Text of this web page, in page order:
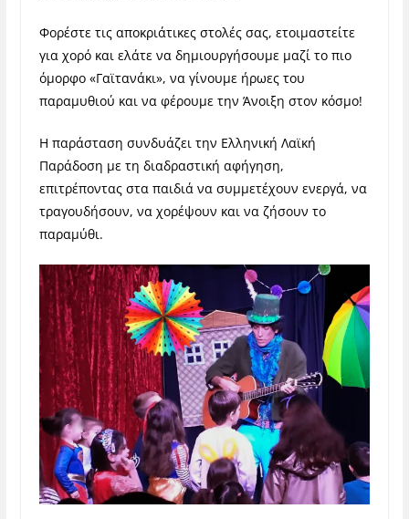
Φορέστε τις αποκριάτικες στολές σας, ετοιμαστείτε
για χορό και ελάτε να δημιουργήσουμε μαζί το πιο
όμορφο «Γαϊτανάκι», να γίνουμε ήρωες του
παραμυθιού και να φέρουμε την Άνοιξη στον κόσμο!
Η παράσταση συνδυάζει την Ελληνική Λαϊκή
Παράδοση με τη διαδραστική αφήγηση,
επιτρέποντας στα παιδιά να συμμετέχουν ενεργά, να
τραγουδήσουν, να χορέψουν και να ζήσουν το
παραμύθι.